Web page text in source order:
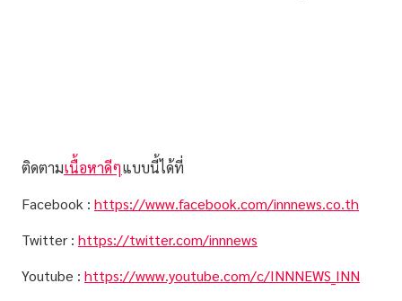
ติดตามเนื้อหาดีๆแบบนี้ได้ที่
Facebook : https://www.facebook.com/innnews.co.th
Twitter : https://twitter.com/innnews
Youtube : https://www.youtube.com/c/INNNEWS_INN